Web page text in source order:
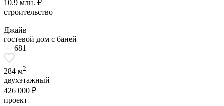
10.9 млн. ₽
строительство
Джайв
гостевой дом с баней
681
284 м2
двухэтажный
426 000 ₽
проект